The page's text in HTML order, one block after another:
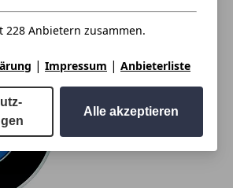
Anbietern zusammen.
| Impressum | Anbieterliste
Alle akzeptieren